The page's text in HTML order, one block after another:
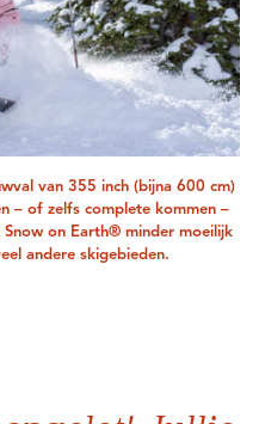
van 355 inch (bijna 600 cm)
– of zelfs complete kommen –
on Earth® minder moeilijk
andere skigebieden.